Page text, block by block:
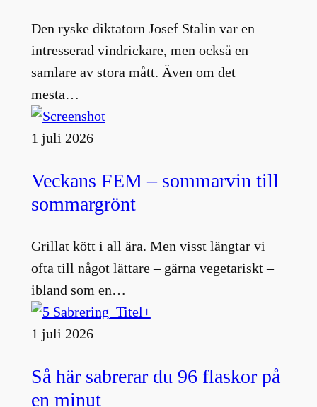
Den ryske diktatorn Josef Stalin var en
intresserad vindrickare, men också en
samlare av stora mått. Även om det
mesta…
1 juli 2026
Veckans FEM – sommarvin till
sommargrönt
Grillat kött i all ära. Men visst längtar vi
ofta till något lättare – gärna vegetariskt –
ibland som en…
1 juli 2026
Så här sabrerar du 96 flaskor på
en minut